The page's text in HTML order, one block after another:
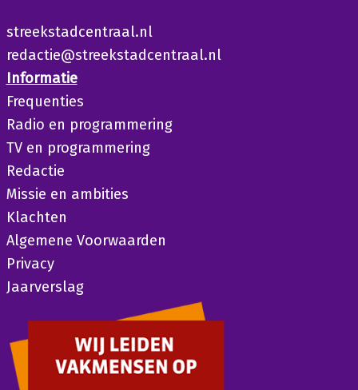
streekstadcentraal.nl
redactie@streekstadcentraal.nl
Informatie
Frequenties
Radio en programmering
TV en programmering
Redactie
Missie en ambities
Klachten
Algemene Voorwaarden
Privacy
Jaarverslag